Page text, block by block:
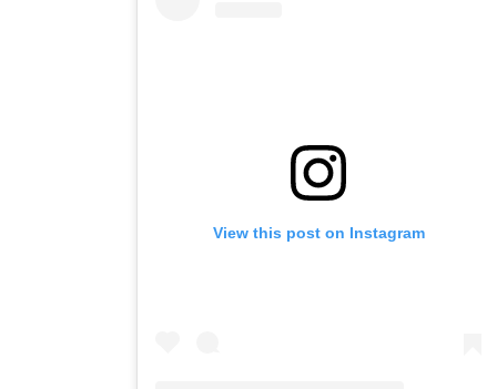
View this post on Instagram